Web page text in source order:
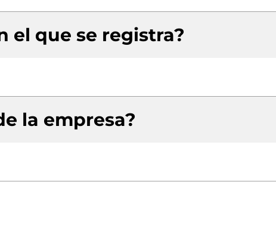
el que se registra?
la empresa?